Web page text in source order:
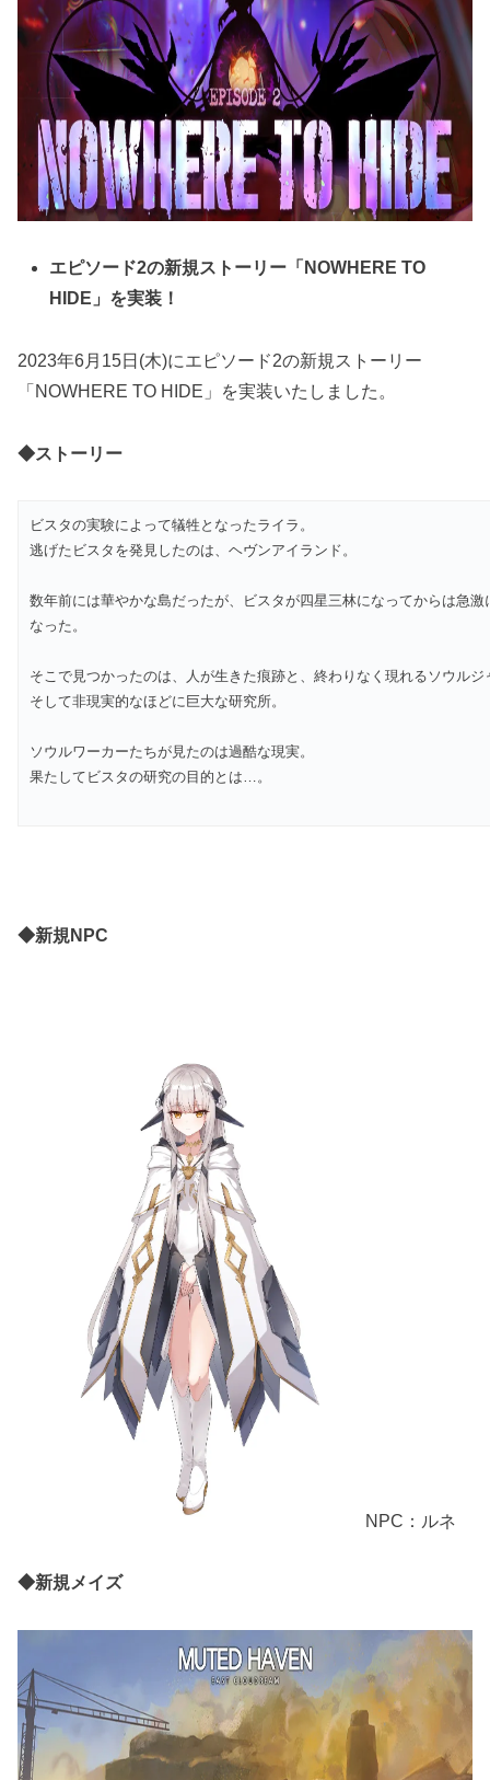
エピソード2の新規ストーリー「NOWHERE TO
HIDE」を実装！
2023年6月15日(木)にエピソード2の新規ストーリー
「NOWHERE TO HIDE」を実装いたしました。
◆ストーリー
ビスタの実験によって犠牲となったライラ。
逃げたビスタを発見したのは、ヘヴンアイランド。
数年前には華やかな島だったが、ビスタが四星三林になってからは急
なった。
そこで見つかったのは、人が生きた痕跡と、終わりなく現れるソウルジ
そして非現実的なほどに巨大な研究所。
ソウルワーカーたちが見たのは過酷な現実。
果たしてビスタの研究の目的とは…。
◆新規NPC
NPC：ルネ
◆新規メイズ